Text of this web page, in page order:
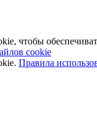
чтобы
cookie
Правила